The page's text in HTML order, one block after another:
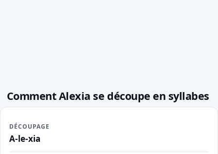
Comment Alexia se découpe en syllabes
DÉCOUPAGE
A-le-xia